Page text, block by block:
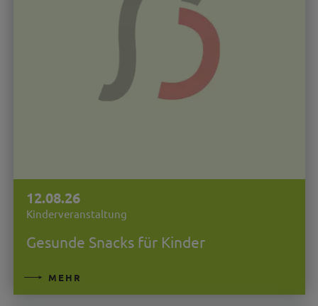
12.08.26
Kinderveranstaltung
Gesunde Snacks für Kinder
MEHR